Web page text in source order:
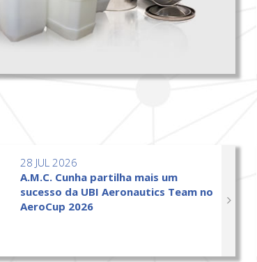
28 JUL 2026
A.M.C. Cunha partilha mais um
sucesso da UBI Aeronautics Team no
AeroCup 2026